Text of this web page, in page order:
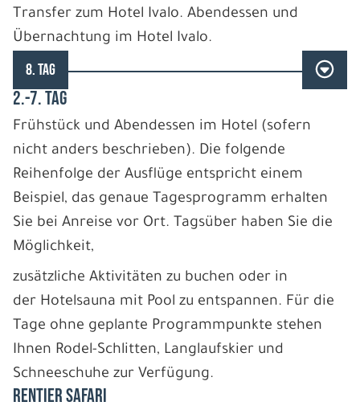
Transfer zum Hotel Ivalo. Abendessen und
Übernachtung im Hotel Ivalo.
8. TAG
2.-7. TAG
Frühstück und Abendessen im Hotel (sofern
nicht anders beschrieben). Die folgende
Reihenfolge der Ausflüge entspricht einem
Beispiel, das genaue Tagesprogramm erhalten
Sie bei Anreise vor Ort. Tagsüber haben Sie die
Möglichkeit,
zusätzliche Aktivitäten zu buchen oder in
der Hotelsauna mit Pool zu entspannen. Für die
Tage ohne geplante Programmpunkte stehen
Ihnen Rodel-Schlitten, Langlaufskier und
Schneeschuhe zur Verfügung.
RENTIER SAFARI